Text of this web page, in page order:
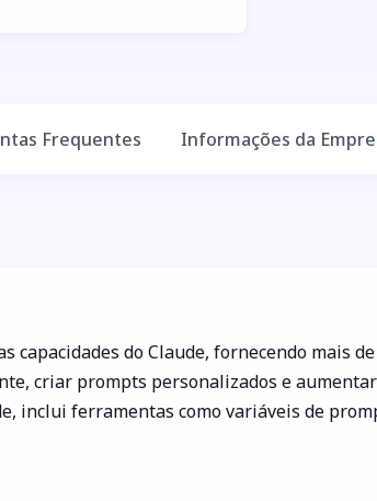
Frequentes Informações da
capacidades do Claude, fornecendo mais
criar prompts personalizados e
inclui ferramentas como variáveis de